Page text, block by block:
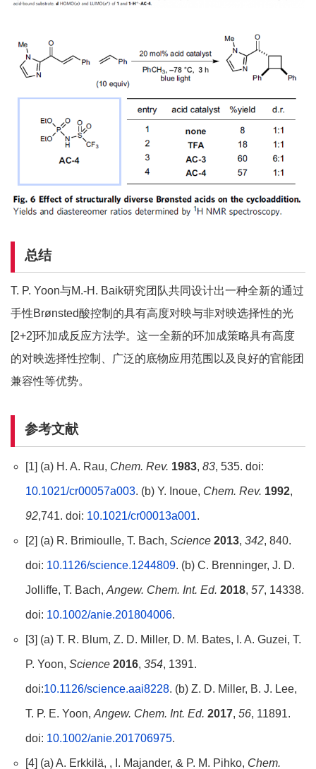
总结
T. P. Yoon与M.-H. Baik研究团队共同设计出一种全新的通过
手性Brønsted酸控制的具有高度对映与非对映选择性的光
[2+2]环加成反应方法学。这一全新的环加成策略具有高度
的对映选择性控制、广泛的底物应用范围以及良好的官能团
兼容性等优势。
参考文献
[1] (a) H. A. Rau, Chem. Rev. 1983, 83, 535. doi:
10.1021/cr00057a003. (b) Y. Inoue, Chem. Rev. 1992,
92,741. doi: 10.1021/cr00013a001.
[2] (a) R. Brimioulle, T. Bach, Science 2013, 342, 840.
doi: 10.1126/science.1244809. (b) C. Brenninger, J. D.
Jolliffe, T. Bach, Angew. Chem. Int. Ed. 2018, 57, 14338.
doi: 10.1002/anie.201804006.
[3] (a) T. R. Blum, Z. D. Miller, D. M. Bates, I. A. Guzei, T.
P. Yoon, Science 2016, 354, 1391.
doi:10.1126/science.aai8228. (b) Z. D. Miller, B. J. Lee,
T. P. E. Yoon, Angew. Chem. Int. Ed. 2017, 56, 11891.
doi: 10.1002/anie.201706975.
[4] (a) A. Erkkilä, , I. Majander, & P. M. Pihko, Chem.